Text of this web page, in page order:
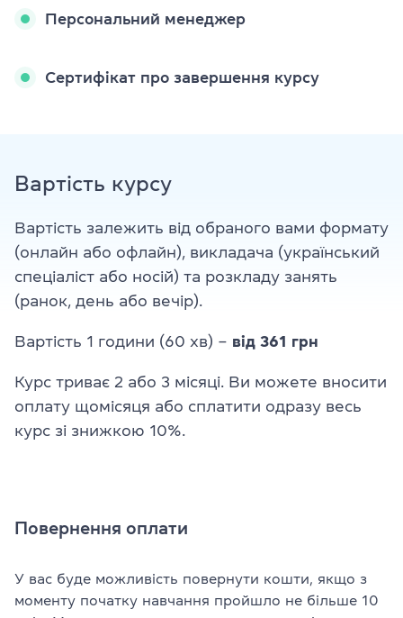
Персональний менеджер
Сертифікат про завершення курсу
Вартість курсу
Вартість залежить від обраного вами формату
(онлайн або офлайн), викладача (український
спеціаліст або носій) та розкладу занять
(ранок, день або вечір).
Вартість 1 години (60 хв) – від 361 грн
Курс триває 2 або 3 місяці. Ви можете вносити
оплату щомісяця або сплатити одразу весь
курс зі знижкою 10%.
Повернення оплати
У вас буде можливість повернути кошти, якщо з
моменту початку навчання пройшло не більше 10